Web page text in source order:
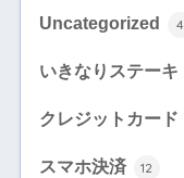
Uncategorized 4
いきなりステーキ
クレジットカード
スマホ決済 12